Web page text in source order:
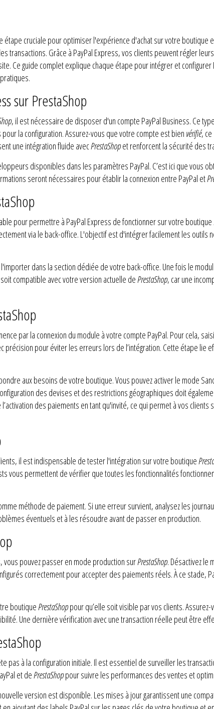
étape cruciale pour optimiser l'expérience d'achat sur votre boutique
transactions. Grâce à PayPal Express, vos clients peuvent régler
Ce guide complet explique chaque étape pour intégrer et
sur PrestaShop
, il est nécessaire de disposer d'un compte PayPal Business. Ce
la configuration. Assurez-vous que votre compte est bien vérifié,
une intégration fluide avecPrestaShopet renforcent la sécurité des
disponibles dans les paramètres PayPal. C’est ici que vous
seront nécessaires pour établir la connexion entre PayPal et
pour permettre à PayPal Express de fonctionner sur votre boutique
via le back-office. L'objectif est d'intégrer facilement les outils
dans la section dédiée de votre back-office. Une fois le
compatible avec votre version actuelle dePrestaShop, car une
par la connexion du module à votre compte PayPal. Pour cela,
précision pour éviter les erreurs lors de l’intégration. Cette étape lie
aux besoins de votre boutique. Vous pouvez activer le mode
des devises et des restrictions géographiques doit
des paiements en tant qu'invité, ce qui permet à vos
il est indispensable de tester l'intégration sur votre boutique
vous permettent de vérifier que toutes les fonctionnalités
méthode de paiement. Si une erreur survient, analysez les
éventuels et à les résoudre avant de passer en production.
pouvez passer en mode production surPrestaShop. Désactivez le
correctement pour accepter des paiements réels. À ce stade,
boutiquePrestaShoppour qu’elle soit visible par vos clients.
Une dernière vérification avec une transaction réelle peut être
pas à la configuration initiale. Il est essentiel de surveiller les
et dePrestaShoppour suivre les performances des ventes et
version est disponible. Les mises à jour garantissent une